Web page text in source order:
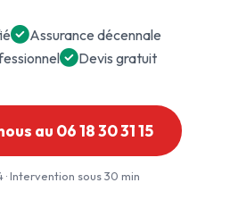
Assurance décennale
Devis gratuit
au 06 18 30 31 15
· Intervention sous 30 min